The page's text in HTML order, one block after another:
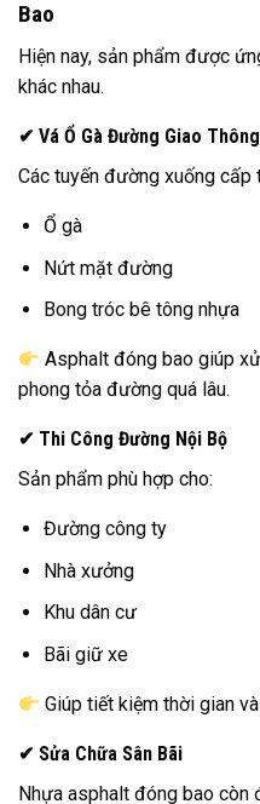
Bao
Hiện nay, sản phẩm được
khác nhau.
✔ Vá Ổ Gà Đường Giao Thông
Các tuyến đường xuống cấp
Ổ gà
Nứt mặt đường
Bong tróc bê tông nhựa
Asphalt đóng bao giúp
phong tỏa đường quá lâu.
✔ Thi Công Đường Nội Bộ
Sản phẩm phù hợp cho:
Đường công ty
Nhà xưởng
Khu dân cư
Bãi giữ xe
Giúp tiết kiệm thời gian
✔ Sửa Chữa Sân Bãi
Nhựa asphalt đóng bao còn